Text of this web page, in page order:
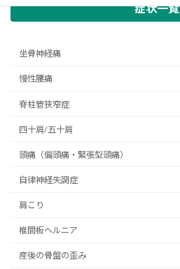
症状一覧
坐骨神経痛
慢性腰痛
脊柱管狭窄症
四十肩/五十肩
頭痛（偏頭痛・緊張型頭痛）
自律神経失調症
肩こり
椎間板ヘルニア
産後の骨盤の歪み